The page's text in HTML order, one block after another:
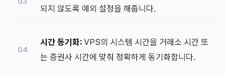
되지 않도록 예외 설정을 해줍니다.
시간 동기화: VPS의 시스템 시간을 거래소 시간 또
는 증권사 시간에 맞춰 정확하게 동기화합니다.